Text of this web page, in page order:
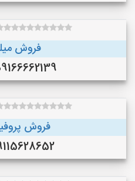
فروش
09166662139
فروش
09115628652